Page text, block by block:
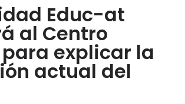
Educ-at
al Centro
explicar la
actual del